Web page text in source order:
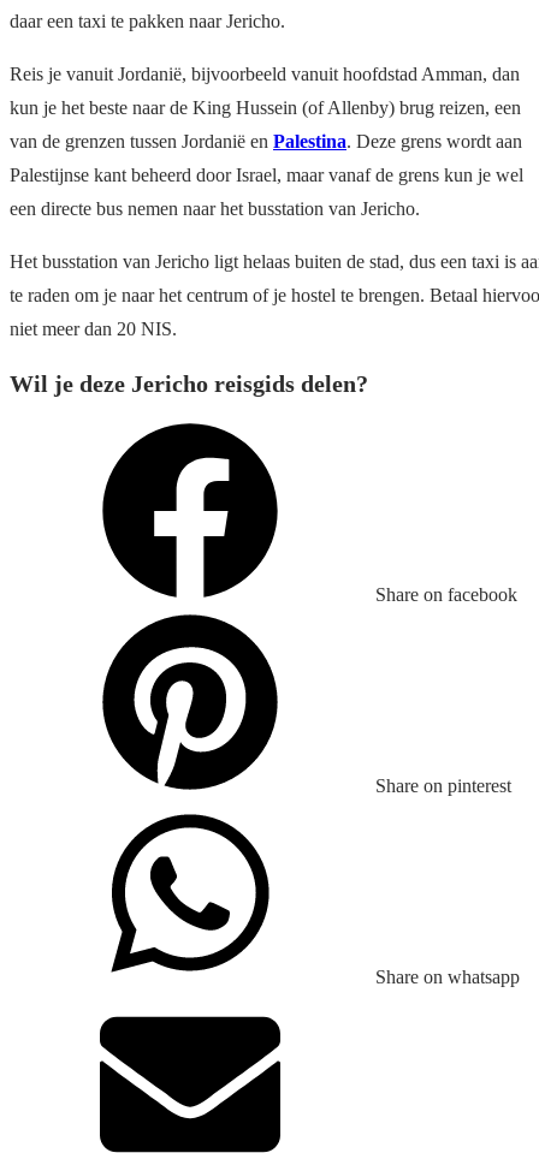
daar een taxi te pakken naar Jericho.
Reis je vanuit Jordanië, bijvoorbeeld vanuit hoofdstad Amman, dan
kun je het beste naar de King Hussein (of Allenby) brug reizen, een
van de grenzen tussen Jordanië en Palestina. Deze grens wordt aan
Palestijnse kant beheerd door Israel, maar vanaf de grens kun je wel
een directe bus nemen naar het busstation van Jericho.
Het busstation van Jericho ligt helaas buiten de stad, dus een taxi is
te raden om je naar het centrum of je hostel te brengen. Betaal
niet meer dan 20 NIS.
Wil je deze Jericho reisgids delen?
Share on facebook
Share on pinterest
Share on whatsapp